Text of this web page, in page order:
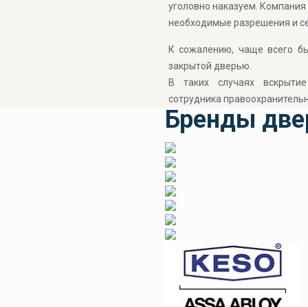
уголовно наказуем.
необходимые разрешения и
К сожалению, чаще всего
закрытой дверью.
В таких случаях
сотрудника
Бренды